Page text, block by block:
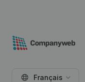
Français